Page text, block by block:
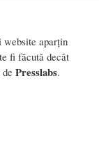
website aparțin
fi făcută decât
Presslabs.